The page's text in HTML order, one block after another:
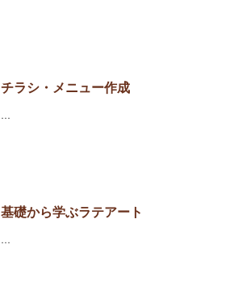
チラシ・メニュー作成
…
基礎から学ぶラテアート
…